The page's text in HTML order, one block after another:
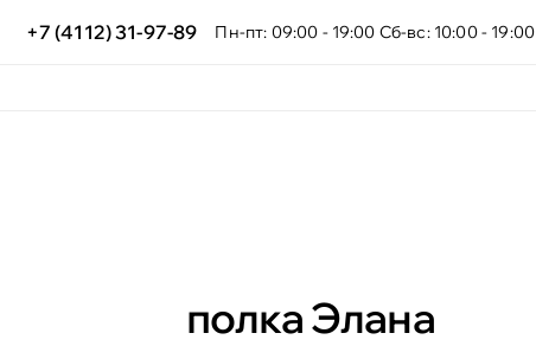
+7 (4112) 31-97-89 Пн-пт: 09:00 - 19:00 Сб-вс: 10:00 - 19:00
полка Элана